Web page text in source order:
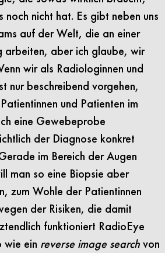
nicht hat. Es gibt neben uns
auf der Welt, die an einer
arbeiten, aber ich glaube, wir
wir als Radiologinnen und
nur beschreibend vorgehen,
und Patienten im
eine Gewebeprobe
der Diagnose konkret
im Bereich der Augen
man so eine Biopsie aber
zum Wohle der Patientinnen
der Risiken, die damit
funktioniert RadioEye
wie ein reverse image search von